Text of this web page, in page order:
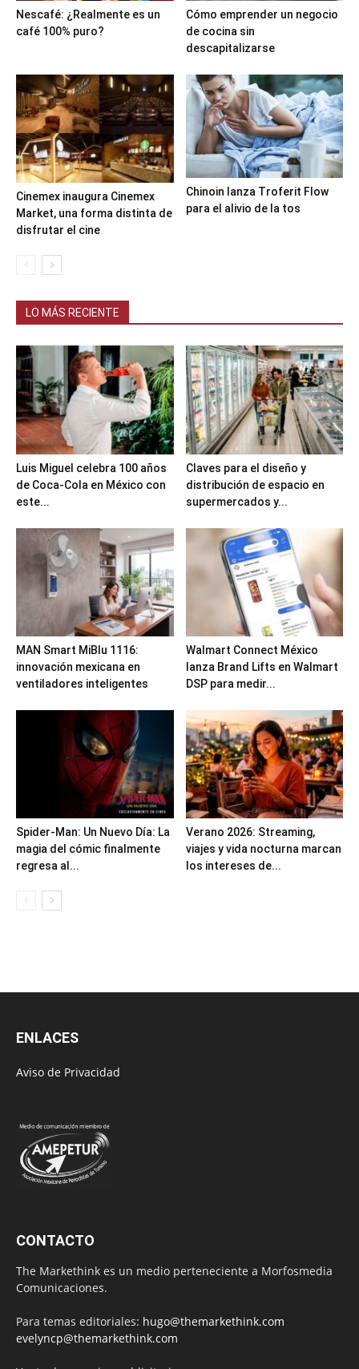
Nescafé: ¿Realmente es un
café 100% puro?
Cómo emprender un negocio
de cocina sin
descapitalizarse
Cinemex inaugura Cinemex
Market, una forma distinta de
disfrutar el cine
Chinoin lanza Troferit Flow
para el alivio de la tos
LO MÁS RECIENTE
Luis Miguel celebra 100 años
de Coca-Cola en México con
este...
Claves para el diseño y
distribución de espacio en
supermercados y...
MAN Smart MiBlu 1116:
innovación mexicana en
ventiladores inteligentes
Walmart Connect México
lanza Brand Lifts en Walmart
DSP para medir...
Spider-Man: Un Nuevo Día: La
magia del cómic finalmente
regresa al...
Verano 2026: Streaming,
viajes y vida nocturna marcan
los intereses de...
ENLACES
Aviso de Privacidad
CONTACTO
The Markethink es un medio perteneciente a Morfosmedia
Comunicaciones.
Para temas editoriales: hugo@themarkethink.com
evelyncp@themarkethink.com